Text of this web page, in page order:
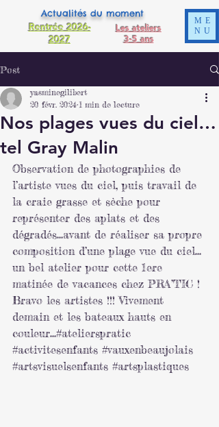
ME
NU
Rentrée 2026-
2027
Actualités du moment
Les ateliers
3-5 ans
Post
Nos plages vues du ciel…
tel Gray Malin
yasminegilibert
20 févr. 2024 1 min de lecture
Observation de photographies de
l’artiste vues du ciel, puis travail de
la craie grasse et sèche pour
représenter des aplats et des
dégradés…avant de réaliser sa propre
composition d’une plage vue du ciel…
un bel atelier pour cette 1ere
matinée de vacances chez PRA’TIC !
Bravo les artistes !!! Vivement
demain et les bateaux hauts en
couleur…#atelierspratic
#activitesenfants #vauxenbeaujolais
#artsvisuelsenfants #artsplastiques